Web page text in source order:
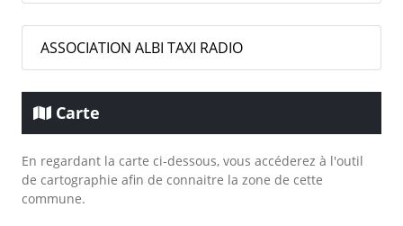
ASSOCIATION ALBI TAXI RADIO
Carte
En regardant la carte ci-dessous, vous accéderez à l'outil
de cartographie afin de connaitre la zone de cette
commune.